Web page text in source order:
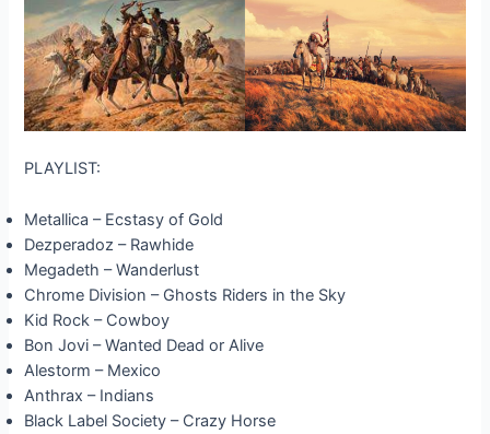
PLAYLIST:
Metallica – Ecstasy of Gold
Dezperadoz – Rawhide
Megadeth – Wanderlust
Chrome Division – Ghosts Riders in the Sky
Kid Rock – Cowboy
Bon Jovi – Wanted Dead or Alive
Alestorm – Mexico
Anthrax – Indians
Black Label Society – Crazy Horse